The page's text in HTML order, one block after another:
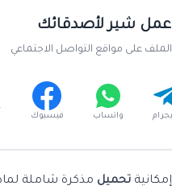
تحميل مذكرة شاملة
شير لأصدقائك
على مواقع التواصل الاجتماعي
واتساب فيسبوك